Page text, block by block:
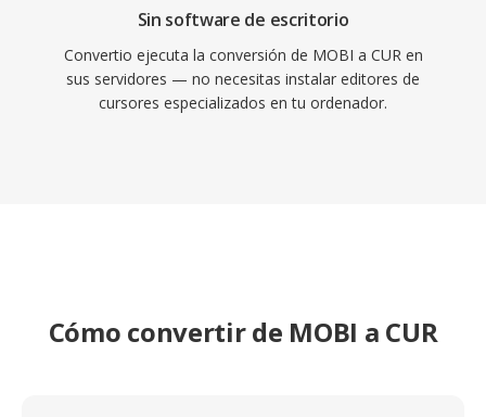
Sin software de escritorio
Convertio ejecuta la conversión de MOBI a CUR en
sus servidores — no necesitas instalar editores de
cursores especializados en tu ordenador.
Cómo convertir de MOBI a CUR